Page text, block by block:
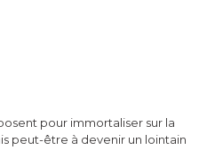
pour immortaliser sur la
peut-être à devenir un lointain